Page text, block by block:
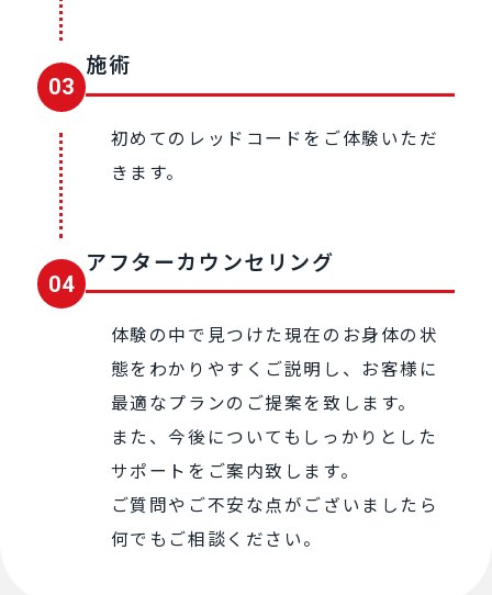
03
施術
初めてのレッドコードをご体験いただ
きます。
04
アフターカウンセリング
体験の中で⾒つけた現在のお⾝体の状
態をわかりやすくご説明し、お客様に
最適なプランのご提案を致します。
また、今後についてもしっかりとした
サポートをご案内致します。
ご質問やご不安な点がございましたら
何でもご相談ください。